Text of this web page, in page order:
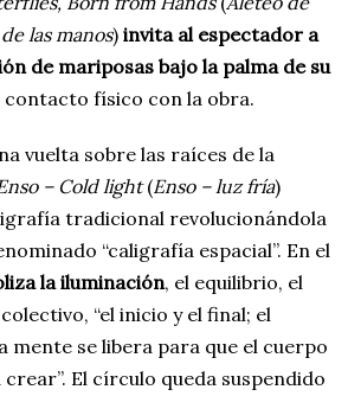
las manos)invita al espectador a
de mariposas bajo la palma de su
contacto físico con la obra.
vuelta sobre las raíces de la
– Cold light(Enso – luz fría)
tradicional revolucionándola
“caligrafía espacial”. En el
la iluminación, el equilibrio, el
“el inicio y el final; el
mente se libera para que el cuerpo
El círculo queda suspendido